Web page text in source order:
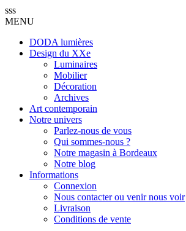
sss
MENU
DODA lumières
Design du XXe
Luminaires
Mobilier
Décoration
Archives
Art contemporain
Notre univers
Parlez-nous de vous
Qui sommes-nous ?
Notre magasin à Bordeaux
Notre blog
Informations
Connexion
Nous contacter ou venir nous voir
Livraison
Conditions de vente